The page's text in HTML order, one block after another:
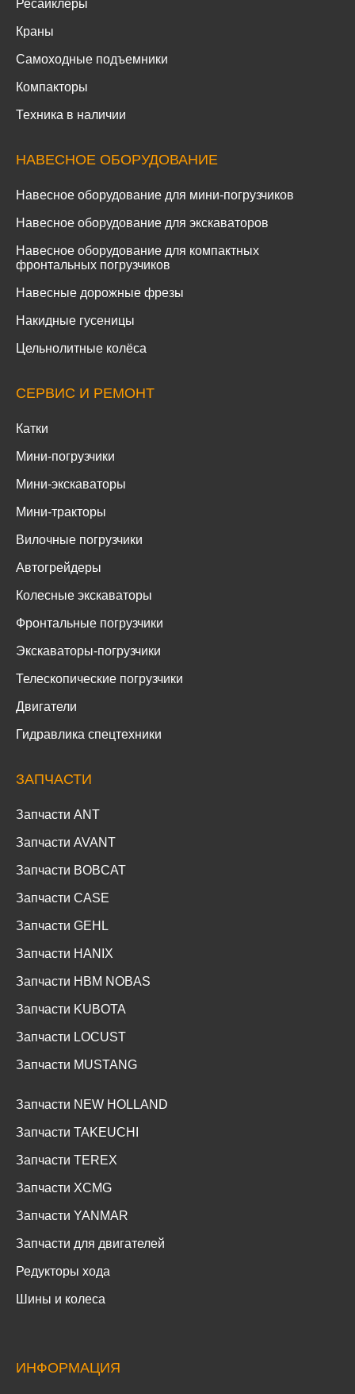
Ресайклеры
Краны
Самоходные подъемники
Компакторы
Техника в наличии
НАВЕСНОЕ ОБОРУДОВАНИЕ
Навесное оборудование для мини-погрузчиков
Навесное оборудование для экскаваторов
Навесное оборудование для компактных
фронтальных погрузчиков
Навесные дорожные фрезы
Накидные гусеницы
Цельнолитные колёса
СЕРВИС И РЕМОНТ
Катки
Мини-погрузчики
Мини-экскаваторы
Мини-тракторы
Вилочные погрузчики
Автогрейдеры
Колесные экскаваторы
Фронтальные погрузчики
Экскаваторы-погрузчики
Телескопические погрузчики
Двигатели
Гидравлика спецтехники
ЗАПЧАСТИ
Запчасти ANT
Запчасти AVANT
Запчасти BOBCAT
Запчасти CASE
Запчасти GEHL
Запчасти HANIX
Запчасти HBM NOBAS
Запчасти KUBOTA
Запчасти LOCUST
Запчасти MUSTANG
Запчасти NEW HOLLAND
Запчасти TAKEUCHI
Запчасти TEREX
Запчасти XCMG
Запчасти YANMAR
Запчасти для двигателей
Редукторы хода
Шины и колеса
ИНФОРМАЦИЯ